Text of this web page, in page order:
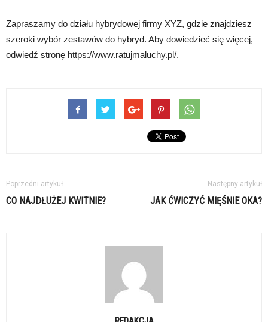
Zapraszamy do działu hybrydowej firmy XYZ, gdzie znajdziesz
szeroki wybór zestawów do hybryd. Aby dowiedzieć się więcej,
odwiedź stronę https://www.ratujmaluchy.pl/.
Poprzedni artykuł
CO NAJDŁUŻEJ KWITNIE?
Następny artykuł
JAK ĆWICZYĆ MIĘŚNIE OKA?